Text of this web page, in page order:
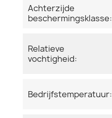
Achterzijde
beschermingsklasse:
Relatieve
vochtigheid:
Bedrijfstemperatuur: